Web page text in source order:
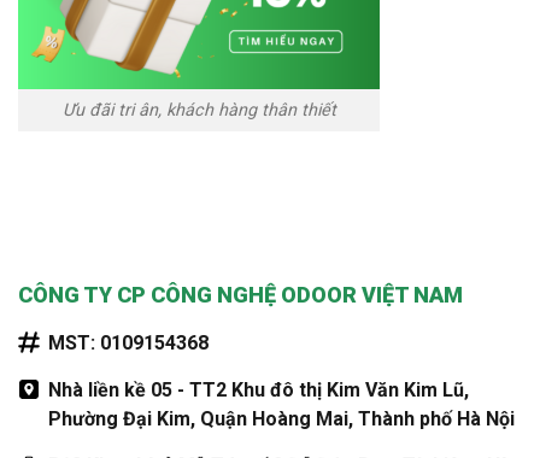
Ưu đãi tri ân, khách hàng thân thiết
CÔNG TY CP CÔNG NGHỆ ODOOR VIỆT NAM
MST: 0109154368
Nhà liền kề 05 - TT2 Khu đô thị Kim Văn Kim Lũ,
Phường Đại Kim, Quận Hoàng Mai, Thành phố Hà Nội